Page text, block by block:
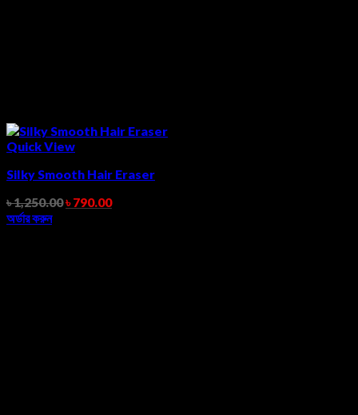
Quick View
Silky Smooth Hair Eraser
৳1,250.00৳790.00
অর্ডার করুন